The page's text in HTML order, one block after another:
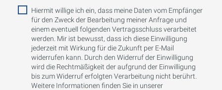
Hiermit willige ich ein, dass meine Daten vom Empfänger
für den Zweck der Bearbeitung meiner Anfrage und
einem eventuell folgenden Vertragsschluss verarbeitet
werden. Mir ist bewusst, dass ich diese Einwilligung
jederzeit mit Wirkung für die Zukunft per E-Mail
widerrufen kann. Durch den Widerruf der Einwilligung
wird die Rechtmäßigkeit der aufgrund der Einwilligung
bis zum Widerruf erfolgten Verarbeitung nicht berührt.
Weitere Informationen finden Sie in unserer